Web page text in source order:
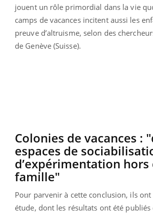
jouent un rôle primordial dans la vie
camps de vacances incitent aussi les
preuve d’altruisme, selon des
de Genève (Suisse).
Colonies de vacances :
espaces de
d’expérimentation hors
famille"
Pour parvenir à cette conclusion, ils ont
étude, dont les résultats ont été publiés